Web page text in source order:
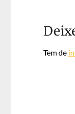
Tem de